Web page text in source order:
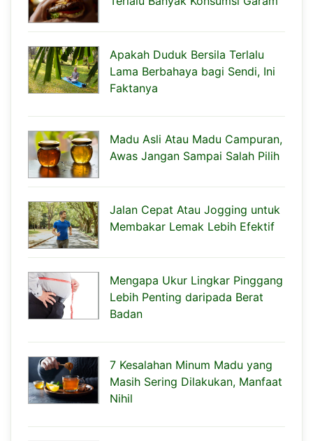
Apakah Duduk Bersila Terlalu
Lama Berbahaya bagi Sendi, Ini
Faktanya
Madu Asli Atau Madu Campuran,
Awas Jangan Sampai Salah Pilih
Jalan Cepat Atau Jogging untuk
Membakar Lemak Lebih Efektif
Mengapa Ukur Lingkar Pinggang
Lebih Penting daripada Berat
Badan
7 Kesalahan Minum Madu yang
Masih Sering Dilakukan, Manfaat
Nihil